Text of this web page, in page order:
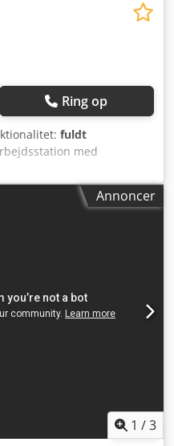
Ring op
fuldt
med
udstyret med
45 kN slaglængde 60
Annoncer
1 /3